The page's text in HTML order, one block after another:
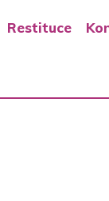
Restituce